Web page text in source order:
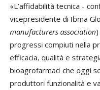
«L’affidabilità tecnica -
vicepresidente di Ibma
manufacturers association
progressi compiuti nella
efficacia, qualità e
bioagrofarmaci che oggi
produttori funzionalità e